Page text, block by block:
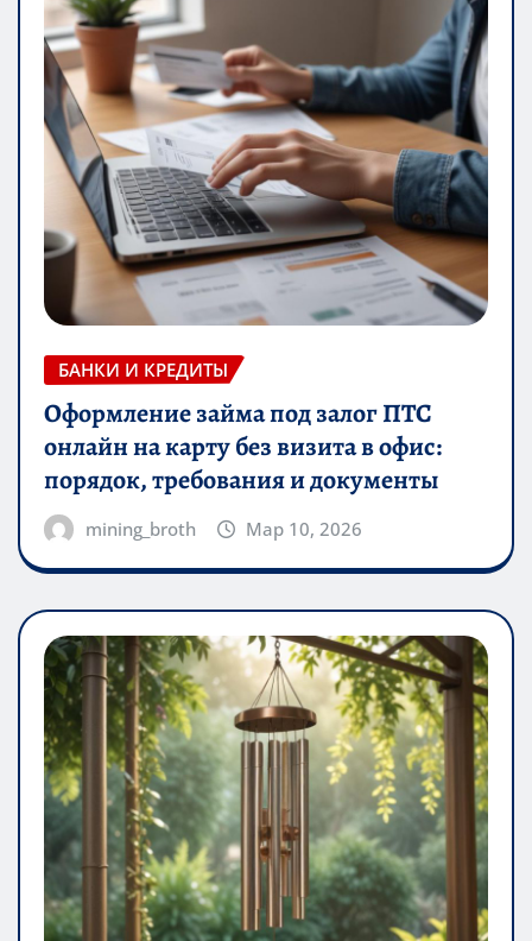
БАНКИ И КРЕДИТЫ
Оформление займа под залог ПТС
онлайн на карту без визита в офис:
порядок, требования и документы
mining_broth Мар 10, 2026